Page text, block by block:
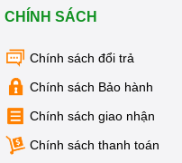
BỊ
NHÀ
KANGAROO
BÌNH
NÓNG
LẠNH
HÀNG
GIA
CHÍNH SÁCH
Chính sách đổi trả
Chính sách Bảo hành
Chính sách giao nhận
Chính sách thanh toán